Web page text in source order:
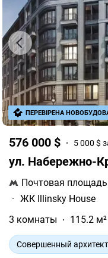
576 000 $ 5 000 $
ул. Набережно-
Почтовая площадь
· ЖК Illinsky House
3 комнаты
115.2 м²
Совершенный
ПЕРЕВІРЕНА